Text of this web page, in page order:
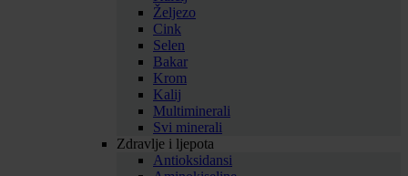
Željezo
Cink
Selen
Bakar
Krom
Kalij
Multiminerali
Svi minerali
Zdravlje i ljepota
Antioksidansi